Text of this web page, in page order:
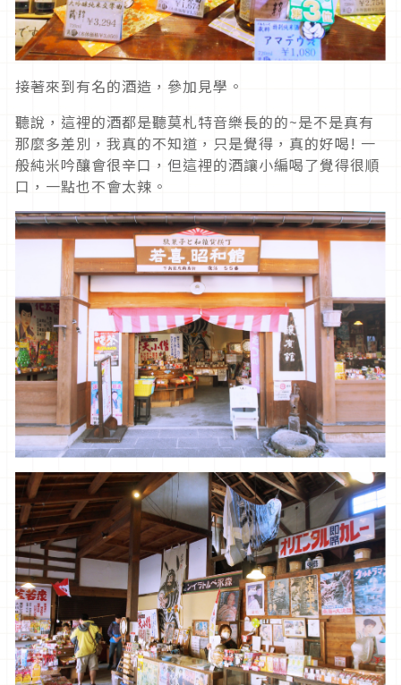
接著來到有名的酒造，參加見學。
聽說，這裡的酒都是聽莫札特音樂長的的~是不是真有
那麼多差別，我真的不知道，只是覺得，真的好喝! 一
般純米吟釀會很辛口，但這裡的酒讓小編喝了覺得很順
口，一點也不會太辣。